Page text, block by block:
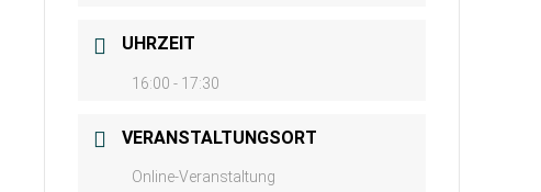
UHRZEIT
16:00 - 17:30
VERANSTALTUNGSORT
Online-Veranstaltung